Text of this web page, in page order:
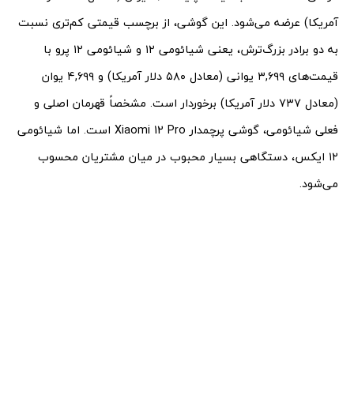
آمریکا) عرضه می‌شود. این گوشی، از برچسب قیمتی کم‌تری نسبت
به دو برادر بزرگ‌ترش، یعنی شیائومی ۱۲ و شیائومی ۱۲ پرو با
قیمت‌های ۳,۶۹۹ یوانی (معادل ۵۸۰ دلار آمریکا‌) و ۴,۶۹۹ یوان
(معادل ۷۳۷ دلار آمریکا) برخوردار است. مشخصاً قهرمان اصلی و
فعلی شیائومی، گوشی پرچمدار Xiaomi 12 Pro است. اما شیائومی
۱۲ ایکس، دستگاهی بسیار محبوب در میان مشتریان محسوب
می‌شود.